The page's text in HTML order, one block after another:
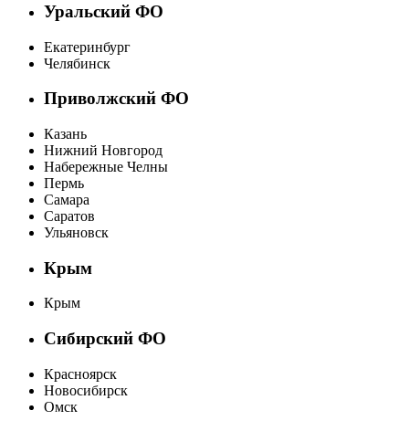
Уральский ФО
Екатеринбург
Челябинск
Приволжский ФО
Казань
Нижний Новгород
Набережные Челны
Пермь
Самара
Саратов
Ульяновск
Крым
Крым
Сибирский ФО
Красноярск
Новосибирск
Омск